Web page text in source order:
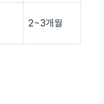
2~3개월